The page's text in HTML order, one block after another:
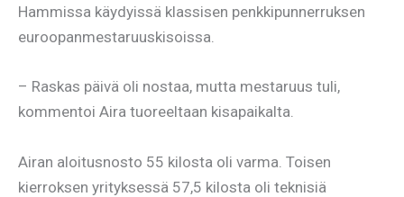
Hammissa käydyissä klassisen penkkipunnerruksen
euroopanmestaruuskisoissa.
– Raskas päivä oli nostaa, mutta mestaruus tuli,
kommentoi Aira tuoreeltaan kisapaikalta.
Airan aloitusnosto 55 kilosta oli varma. Toisen
kierroksen yrityksessä 57,5 kilosta oli teknisiä